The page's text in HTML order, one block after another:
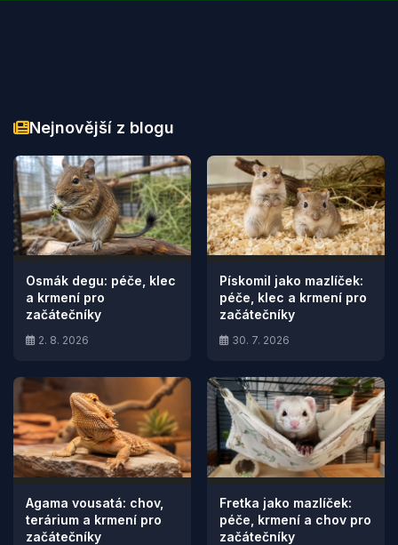
Nejnovější z blogu
Osmák degu: péče, klec
a krmení pro
začátečníky
2. 8. 2026
Pískomil jako mazlíček:
péče, klec a krmení pro
začátečníky
30. 7. 2026
Agama vousatá: chov,
terárium a krmení pro
začátečníky
Fretka jako mazlíček:
péče, krmení a chov pro
začátečníky